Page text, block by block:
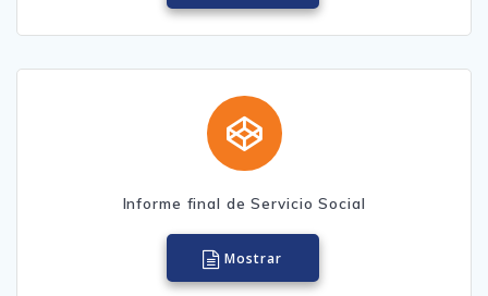
Informe final de Servicio Social
Mostrar